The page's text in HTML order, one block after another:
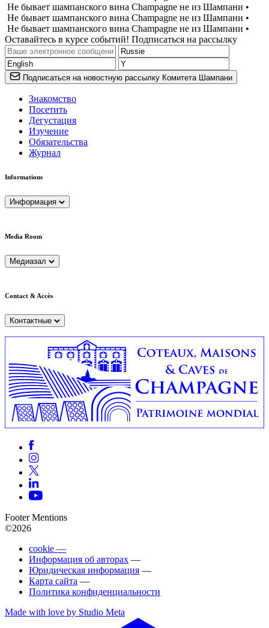
Не бывает шампанского вина Champagne не из Шампани •
Не бывает шампанского вина Champagne не из Шампани •
Не бывает шампанского вина Champagne не из Шампани •
Оставайтесь в курсе событий! Подписаться на рассылку
Подписаться на новостную рассылку Комитета Шампани
Знакомство
Посетить
Дегустация
Изучение
Обязательства
Журнал
Informations
Информация
Media Room
Медиазал
Contact & Accès
Контактные
Footer Mentions
©2026
cookie —
Информация об авторах —
Юридическая информация —
Карта сайта —
Политика конфиденциальности
Made with love by Studio Meta